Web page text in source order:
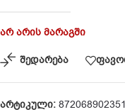
არ არის მარაგში
შედარება
არტიკული: